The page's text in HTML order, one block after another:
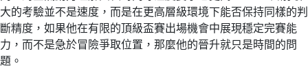
大的考驗並不是速度，而是在更高層級環境下能否保持同樣的判
斷精度，如果他在有限的頂級盃賽出場機會中展現穩定完賽能
力，而不是急於冒險爭取位置，那麼他的晉升就只是時間的問
題。